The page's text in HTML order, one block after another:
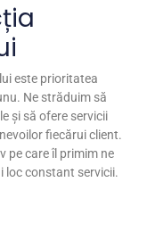
este prioritatea
Ne străduim să
și să ofere servicii
fiecărui client.
pe care îl primim ne
loc constant servicii.